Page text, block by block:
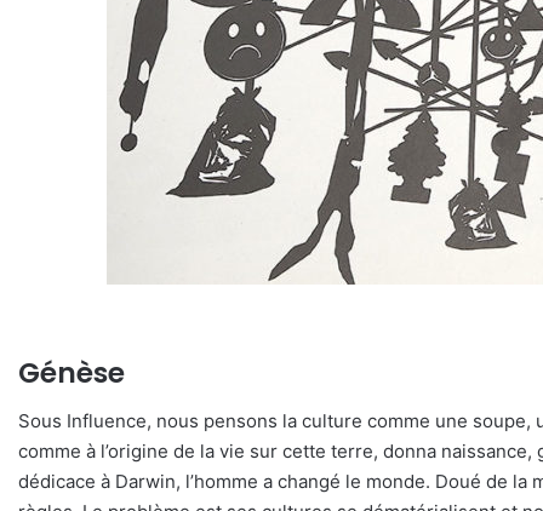
Génèse
Sous Influence, nous pensons la culture comme une
comme à l’origine de la vie sur cette terre, donna
dédicace à Darwin, l’homme a changé le monde. Doué de